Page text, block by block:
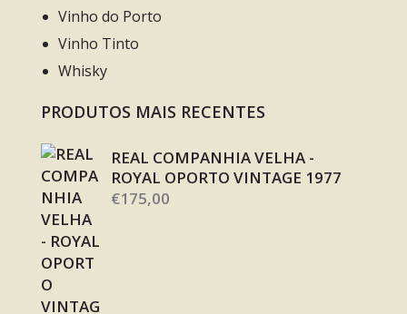
Vinho do Porto
Vinho Tinto
Whisky
PRODUTOS MAIS RECENTES
REAL COMPANHIA VELHA -
ROYAL OPORTO VINTAGE 1977
€175,00